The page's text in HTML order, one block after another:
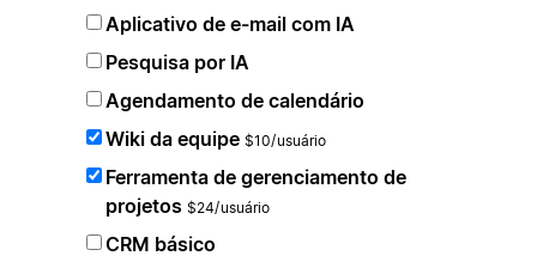
Aplicativo de e-mail com IA
Pesquisa por IA
Agendamento de calendário
Wiki da equipe $10/usuário
Ferramenta de gerenciamento de
projetos $24/usuário
CRM básico